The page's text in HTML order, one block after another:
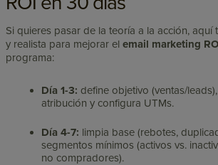
Si quieres pasar de la teoría a la acción, aquí
y realista para mejorar elemail marketing
programa:
Día 1-3: define objetivo (ventas/
atribución y configura UTMs.
Día 4-7: limpia base (rebotes,
segmentos mínimos (activos vs.
no compradores).